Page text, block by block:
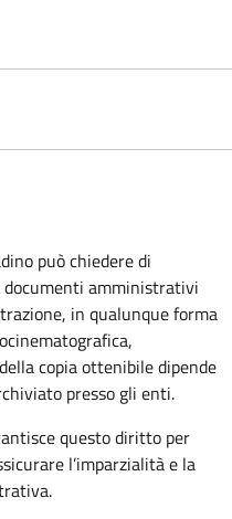
può chiedere di
amministrativi
in qualunque forma
copia ottenibile dipende
presso gli enti.
questo diritto per
l’imparzialità e la